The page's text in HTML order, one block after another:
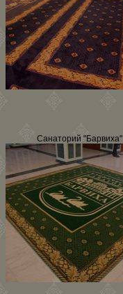
Санаторий "Барвиха"